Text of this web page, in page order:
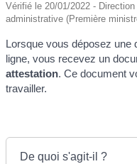
Vérifié le 20/01/2022 -
administrative (Première
Lorsque vous déposez une
ligne, vous recevez un
attestation. Ce document
travailler.
De quoi s'agit-il ?